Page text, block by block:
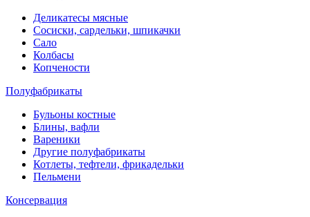
Деликатесы мясные
Сосиски, сардельки, шпикачки
Сало
Колбасы
Копчености
Полуфабрикаты
Бульоны костные
Блины, вафли
Вареники
Другие полуфабрикаты
Котлеты, тефтели, фрикадельки
Пельмени
Консервация